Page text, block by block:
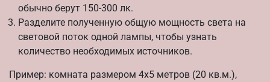
обычно берут 150-300 лк.
Разделите полученную общую мощность света на
световой поток одной лампы, чтобы узнать
количество необходимых источников.
Пример: комната размером 4х5 метров (20 кв.м.),